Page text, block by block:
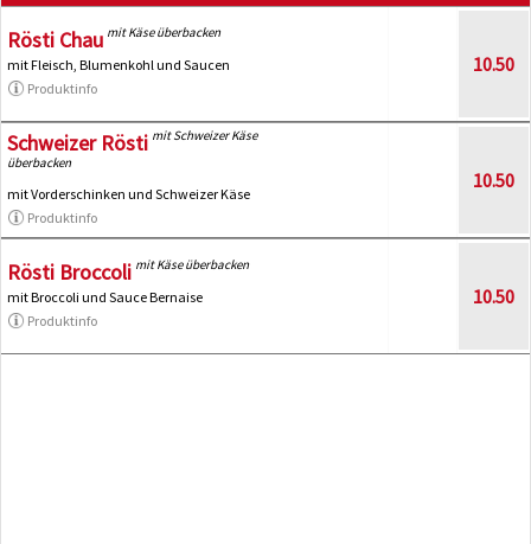
Rösti Chau mit Käse überbacken
mit Fleisch, Blumenkohl und Saucen
Produktinfo
10.50
Schweizer Rösti mit Schweizer Käse
überbacken
mit Vorderschinken und Schweizer Käse
Produktinfo
10.50
Rösti Broccoli mit Käse überbacken
mit Broccoli und Sauce Bernaise
Produktinfo
10.50